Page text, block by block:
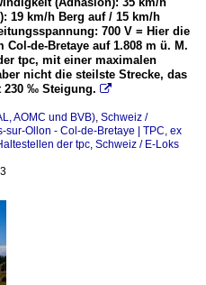
19 km/h Berg auf / 15 km/h
700 V = Hier die
de-Bretaye auf 1.808 m ü. M.
tpc, mit einer maximalen
nicht die steilste Strecke, das
230 ‰ Steigung. 
AOMC und BVB) Schweiz /
sur-Ollon - Col-de-Bretaye | TPC, ex
der tpc Schweiz / E-Loks